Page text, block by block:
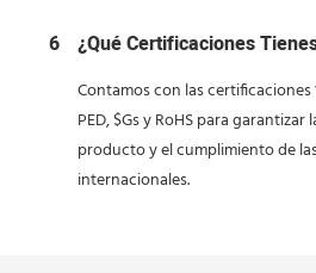
6 ¿Qué Certificaciones
Contamos con las certificaciones
PED, $Gs y RoHS para garantizar
producto y el cumplimiento de
internacionales.